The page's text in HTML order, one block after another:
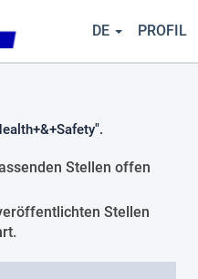
DE PROFIL
Stellen offen
Stellen